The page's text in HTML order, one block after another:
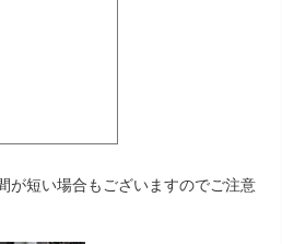
が短い場合もございますのでご注意